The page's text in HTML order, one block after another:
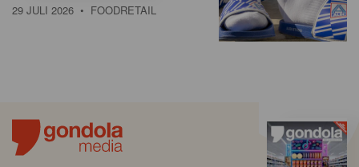
29 JULI 2026 • FOODRETAIL